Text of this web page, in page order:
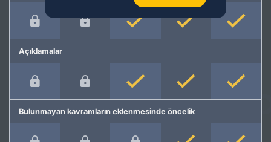
Açıklamalar
Bulunmayan kavramların eklenmesinde öncelik